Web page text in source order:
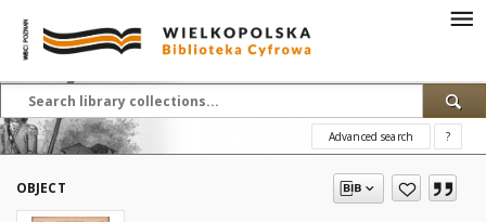
Advanced search ?
OBJECT